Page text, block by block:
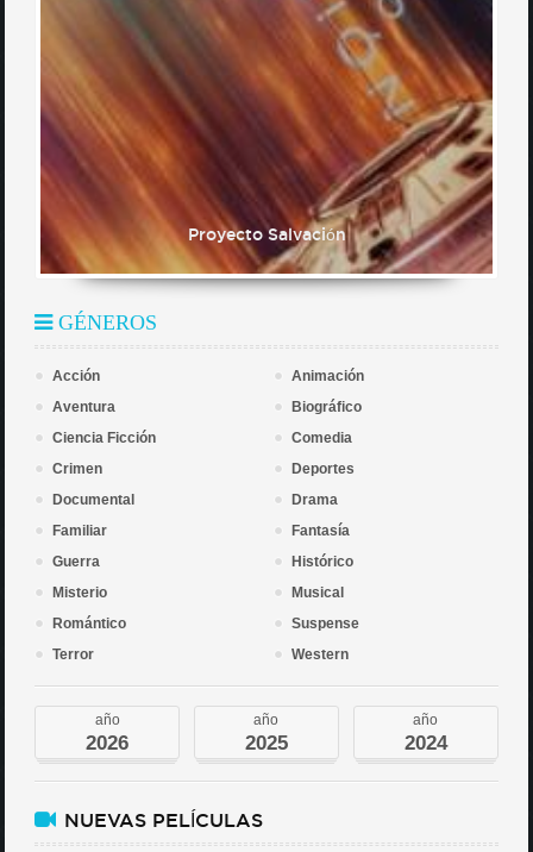
Proyecto Salvación
GÉNEROS
Acción
Animación
Aventura
Biográfico
Ciencia Ficción
Comedia
Crimen
Deportes
Documental
Drama
Familiar
Fantasía
Guerra
Histórico
Misterio
Musical
Romántico
Suspense
Terror
Western
año
2026
año
2025
año
2024
NUEVAS PELÍCULAS